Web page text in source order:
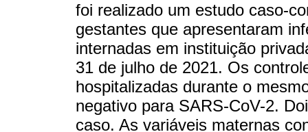
foi realizado um estudo caso-
gestantes que apresentaram
internadas em instituição
31 de julho de 2021. Os
hospitalizadas durante o
negativo para SARS-CoV-2.
caso. As variáveis maternas